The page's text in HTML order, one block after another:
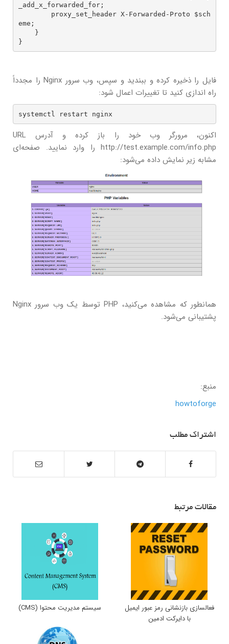
_add_x_forwarded_for;
eme;
}
فایل را ذخیره کرده و ببندید و سپس، وب سرور Nginx را مجدداً
راه اندازی کنید تا تغییرات اعمال شود:
systemctl restart nginx
اکنون، مرورگر وب خود را باز کرده و آدرس URL
http://test.example.com/info.php را وارد نمایید. صفحه‌ای
مشابه زیر نمایش داده می‌شود:
همانطور که مشاهده می‌کنید، PHP توسط یک وب سرور Nginx
پشتیبانی می‌شود.
منبع:
howtoforge
اشتراک مطلب
مقالات مرتبط
فعالسازی بازنشانی رمز عبور ایمیل
با دایرکت ادمین
سیستم مدیریت محتوا (CMS)